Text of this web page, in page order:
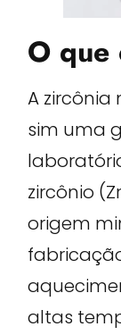
O que
A zircônia
sim uma
zircônio
origem
altas